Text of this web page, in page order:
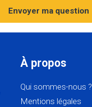
Envoyer ma question
À propos
Qui sommes-nous ?
Mentions légales